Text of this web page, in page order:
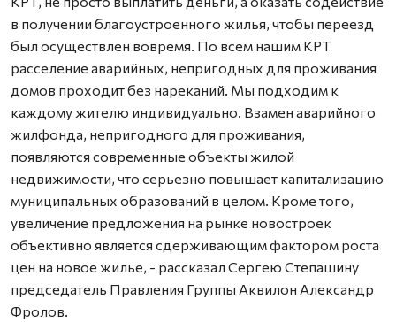
в получении благоустроенного жилья, чтобы переезд
был осуществлен вовремя. По всем нашим КРТ
расселение аварийных, непригодных для проживания
домов проходит без нареканий. Мы подходим к
каждому жителю индивидуально. Взамен аварийного
жилфонда, непригодного для проживания,
появляются современные объекты жилой
недвижимости, что серьезно повышает капитализацию
муниципальных образований в целом. Кроме того,
увеличение предложения на рынке новостроек
объективно является сдерживающим фактором роста
цен на новое жилье, - рассказал Сергею Степашину
председатель Правления Группы Аквилон Александр
Фролов.